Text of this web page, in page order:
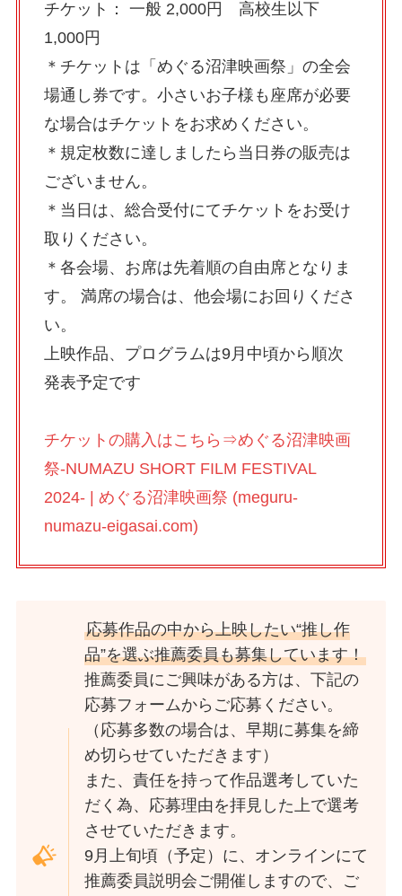
チケット： 一般 2,000円 高校生以下
1,000円
＊チケットは「めぐる沼津映画祭」の全会
場通し券です。小さいお子様も座席が必要
な場合はチケットをお求めください。
＊規定枚数に達しましたら当日券の販売は
ございません。
＊当日は、総合受付にてチケットをお受け
取りください。
＊各会場、お席は先着順の自由席となりま
す。 満席の場合は、他会場にお回りくださ
い。
上映作品、プログラムは9月中頃から順次
発表予定です
チケットの購入はこちら⇒めぐる沼津映画
祭-NUMAZU SHORT FILM FESTIVAL
2024- | めぐる沼津映画祭 (meguru-
numazu-eigasai.com)
応募作品の中から上映したい“推し作
品”を選ぶ推薦委員も募集しています！
推薦委員にご興味がある方は、下記の
応募フォームからご応募ください。
（応募多数の場合は、早期に募集を締
め切らせていただきます）
また、責任を持って作品選考していた
だく為、応募理由を拝見した上で選考
させていただきます。
9月上旬頃（予定）に、オンラインにて
推薦委員説明会ご開催しますので、ご